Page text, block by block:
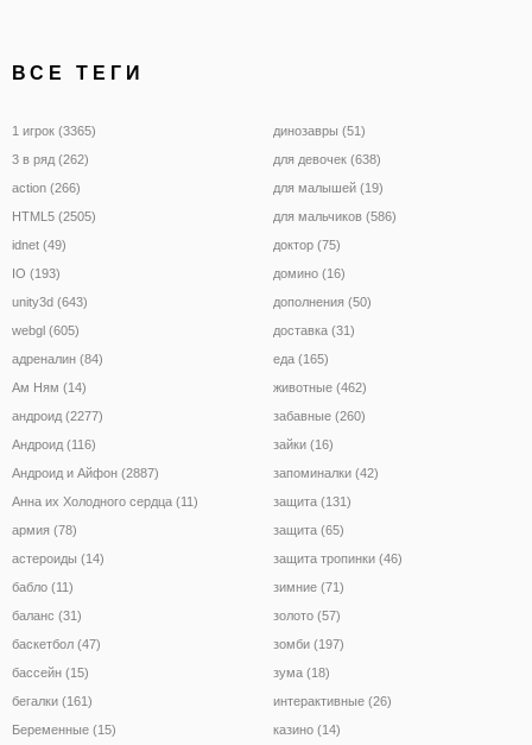
ВСЕ ТЕГИ
1 игрок (3365)
3 в ряд (262)
action (266)
HTML5 (2505)
idnet (49)
IO (193)
unity3d (643)
webgl (605)
адреналин (84)
Ам Ням (14)
андроид (2277)
Андроид (116)
Андроид и Айфон (2887)
Анна их Холодного сердца (11)
армия (78)
астероиды (14)
бабло (11)
баланс (31)
баскетбол (47)
бассейн (15)
бегалки (161)
Беременные (15)
динозавры (51)
для девочек (638)
для малышей (19)
для мальчиков (586)
доктор (75)
домино (16)
дополнения (50)
доставка (31)
еда (165)
животные (462)
забавные (260)
зайки (16)
запоминалки (42)
защита (131)
защита (65)
защита тропинки (46)
зимние (71)
золото (57)
зомби (197)
зума (18)
интерактивные (26)
казино (14)